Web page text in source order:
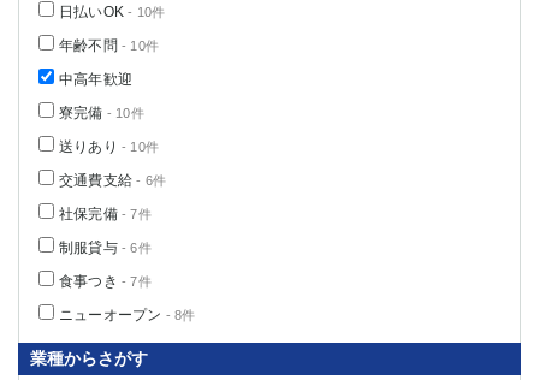
日払いOK - 10件
年齢不問 - 10件
中高年歓迎
寮完備 - 10件
送りあり - 10件
交通費支給 - 6件
社保完備- 7件
制服貸与- 6件
食事つき - 7件
ニューオープン - 8件
業種からさがす